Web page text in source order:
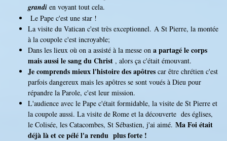
grandi en voyant tout cela.
Le Pape c'est une star !
La visite du Vatican c'est très exceptionnel. A St Pierre, la montée
à la coupole c'est incroyable;
Dans les lieux où on a assisté à la messe on a partagé le corps
mais aussi le sang du Christ , alors ça c'était émouvant.
Je comprends mieux l'histoire des apôtres car être chrétien c'est
parfois dangereux mais les apôtres se sont voués à Dieu pour
répandre la Parole, c'est leur mission.
L'audience avec le Pape c'était formidable, la visite de St Pierre et
la coupole aussi. La visite de Rome et la découverte des églises,
le Colisée, les Catacombes, St Sébastien, j'ai aimé. Ma Foi était
déjà là et ce pélé l'a rendu plus forte !